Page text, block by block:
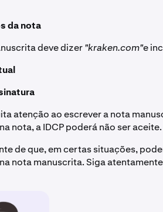
da nota
deve dizer"kraken.com"e
atenção ao escrever a nota
nota, a IDCP poderá não ser aceite.
de que, em certas situações,
nota manuscrita. Siga